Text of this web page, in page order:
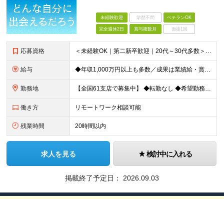
未経験歓迎 学歴不問 ベテランOK
完全週休2日 賞与複数月 面接1回
応募資格 ＜未経験OK｜第二新卒歓迎｜20代～30代多数＞ ◆業界未経験・営業未経験がほとんどです！ ◆高卒以上 ━━━━━━━━ 育成前提の採用です！ ━━━━━━━━ 「稼ぎたい」「経営者になりたい」など
給与 ◆年収1,000万円以上も多数／成果は業績給・賞与に反映 ◆年収例1,233円／30代・4年目 月給24万4,094円～33万5,000円＋業績給＋賞与年2回（業績による） ※給与は配属エリアによ
勤務地 【全国61支店で募集中】 ◆転勤なし ◆希望勤務地を選べる ◆U・Iターンも歓迎です ----- 契約期間中は転勤がありません。 お住まいの地域でキャリアを築くことができます！ ----- ■北海道／
働き方 リモートワーク相談可能
残業時間 20時間以内
求人を見る 検討中に入れる
掲載終了予定日： 2026.09.03